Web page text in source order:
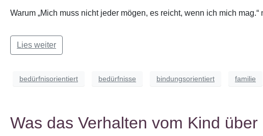
Warum „Mich muss nicht jeder mögen, es reicht, wenn ich mich
Lies weiter
bedürfnisorientiert bedürfnisse bindungsorientiert familie
Was das Verhalten vom Kind